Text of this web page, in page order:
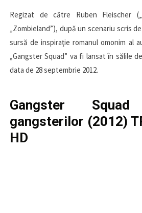
Regizat de către Ruben Fleischer
„Zombieland”), după un scenariu scris
sursă de inspiraţie romanul omonim al
„Gangster Squad” va fi lansat în sălile
data de 28 septembrie 2012.
Gangster
gangsterilor (2012)
HD